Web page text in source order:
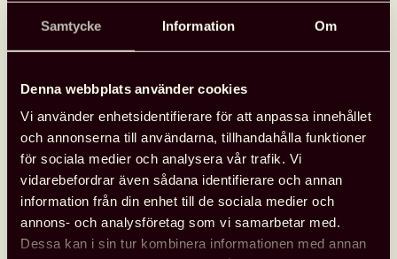
Samtycke Information Om
Denna webbplats använder cookies
Vi använder enhetsidentifierare för att anpassa innehållet
och annonserna till användarna, tillhandahålla funktioner
för sociala medier och analysera vår trafik. Vi
vidarebefordrar även sådana identifierare och annan
information från din enhet till de sociala medier och
annons- och analysföretag som vi samarbetar med.
Dessa kan i sin tur kombinera informationen med annan